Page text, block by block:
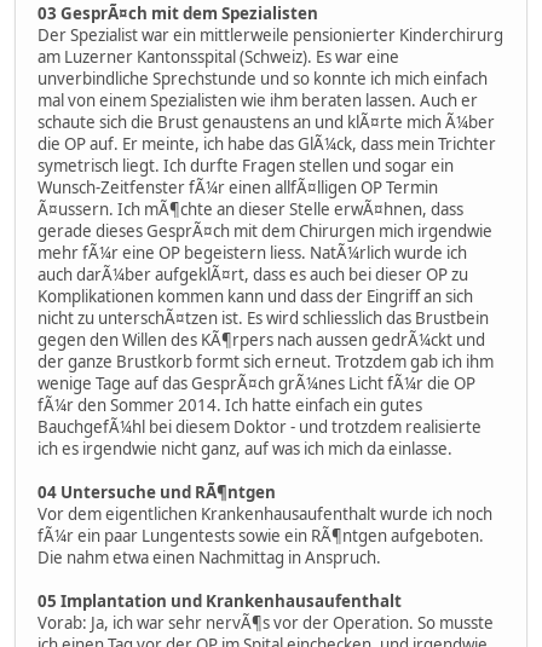
03 GesprÃ¤ch mit dem Spezialisten
Der Spezialist war ein mittlerweile pensionierter Kinderchirurg
am Luzerner Kantonsspital (Schweiz). Es war eine
unverbindliche Sprechstunde und so konnte ich mich einfach
mal von einem Spezialisten wie ihm beraten lassen. Auch er
schaute sich die Brust genaustens an und klÃ¤rte mich Ã¼ber
die OP auf. Er meinte, ich habe das GlÃ¼ck, dass mein Trichter
symetrisch liegt. Ich durfte Fragen stellen und sogar ein
Wunsch-Zeitfenster fÃ¼r einen allfÃ¤lligen OP Termin
Ã¤ussern. Ich mÃ¶chte an dieser Stelle erwÃ¤hnen, dass
gerade dieses GesprÃ¤ch mit dem Chirurgen mich irgendwie
mehr fÃ¼r eine OP begeistern liess. NatÃ¼rlich wurde ich
auch darÃ¼ber aufgeklÃ¤rt, dass es auch bei dieser OP zu
Komplikationen kommen kann und dass der Eingriff an sich
nicht zu unterschÃ¤tzen ist. Es wird schliesslich das Brustbein
gegen den Willen des KÃ¶rpers nach aussen gedrÃ¼ckt und
der ganze Brustkorb formt sich erneut. Trotzdem gab ich ihm
wenige Tage auf das GesprÃ¤ch grÃ¼nes Licht fÃ¼r die OP
fÃ¼r den Sommer 2014. Ich hatte einfach ein gutes
BauchgefÃ¼hl bei diesem Doktor - und trotzdem realisierte
ich es irgendwie nicht ganz, auf was ich mich da einlasse.
04 Untersuche und RÃ¶ntgen
Vor dem eigentlichen Krankenhausaufenthalt wurde ich noch
fÃ¼r ein paar Lungentests sowie ein RÃ¶ntgen aufgeboten.
Die nahm etwa einen Nachmittag in Anspruch.
05 Implantation und Krankenhausaufenthalt
Vorab: Ja, ich war sehr nervÃ¶s vor der Operation. So musste